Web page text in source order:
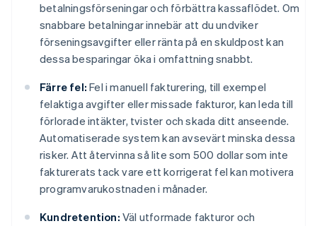
betalningsförseningar och förbättra kassaflödet. Om
snabbare betalningar innebär att du undviker
förseningsavgifter eller ränta på en skuldpost kan
dessa besparingar öka i omfattning snabbt.
Färre fel: Fel i manuell fakturering, till exempel
felaktiga avgifter eller missade fakturor, kan leda till
förlorade intäkter, tvister och skada ditt anseende.
Automatiserade system kan avsevärt minska dessa
risker. Att återvinna så lite som 500 dollar som inte
fakturerats tack vare ett korrigerat fel kan motivera
programvarukostnaden i månader.
Kundretention: Väl utformade fakturor och